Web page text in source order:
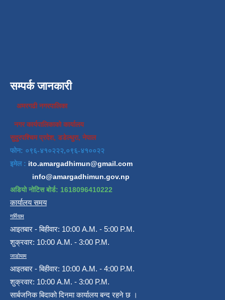
सम्पर्क जानकारी
अमरगढी नगरपालिका
नगर कार्यपालिकाको कार्यालय
सुदुरपश्चिम प्रदेश, डडेल्धुरा, नेपाल
फोन: ०९६-४१०२२२,०९६-४१००२२
इमेल : ito.amargadhimun@gmail.com
info@amargadhimun.gov.np
अडियो नोटिस बोर्ड: 1618096410222
कार्यालय समय
गर्मियाम
आइतबार - बिहीवार: 10:00 A.M. - 5:00 P.M.
शुक्रवार: 10:00 A.M. - 3:00 P.M.
जाडोयाम
आइतबार - बिहीवार: 10:00 A.M. - 4:00 P.M.
शुक्रवार: 10:00 A.M. - 3:00 P.M.
सार्बजनिक बिदाको दिनमा कार्यालय बन्द रहने छ ।